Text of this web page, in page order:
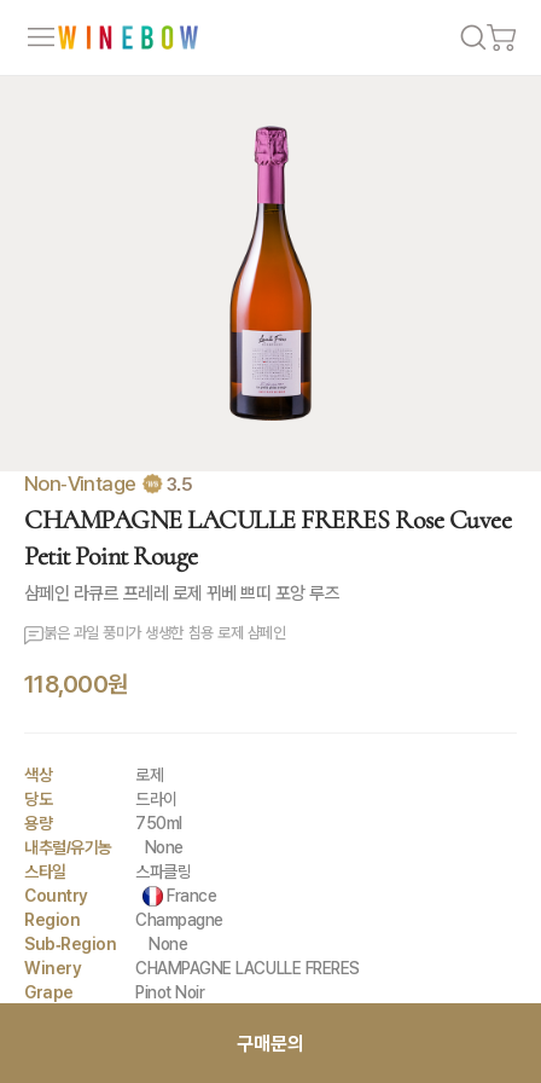
Non-Vintage 3.5
CHAMPAGNE LACULLE FRERES Rose Cuvee
Petit Point Rouge
샴페인 라큐르 프레레 로제 뀌베 쁘띠 포앙 루즈
붉은 과일 풍미가 생생한 침용 로제 샴페인
118,000원
색상
로제
당도
드라이
용량
750ml
내추럴/유기농
None
스타일
스파클링
Country
France
Region
Champagne
Sub-Region
None
Winery
CHAMPAGNE LACULLE FRERES
Grape
Pinot Noir
구매문의